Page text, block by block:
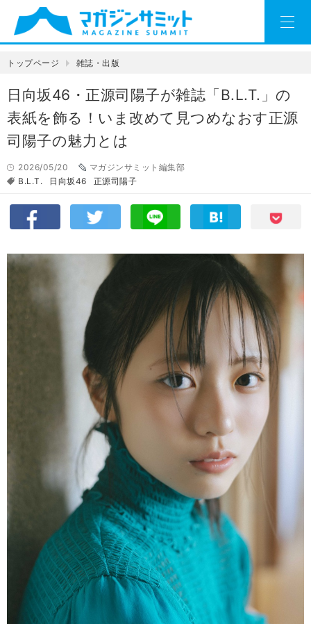
トップページ 雑誌・出版
日向坂46・正源司陽子が雑誌「B.L.T.」の
表紙を飾る！いま改めて見つめなおす正源
司陽子の魅力とは
2026/05/20
マガジンサミット編集部
B.L.T.
日向坂46 正源司陽子